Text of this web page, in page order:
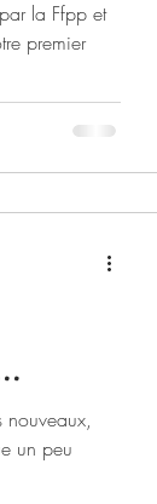
la Ffpp et
premier
nouveaux,
un peu